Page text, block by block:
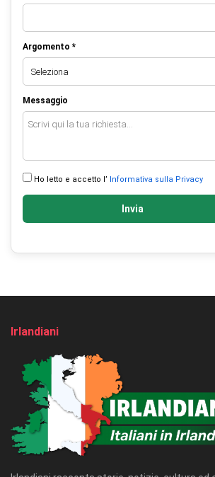
Argomento *
Messaggio
Ho letto e accetto l’ Informativa sulla Privacy
Invia
Irlandiani